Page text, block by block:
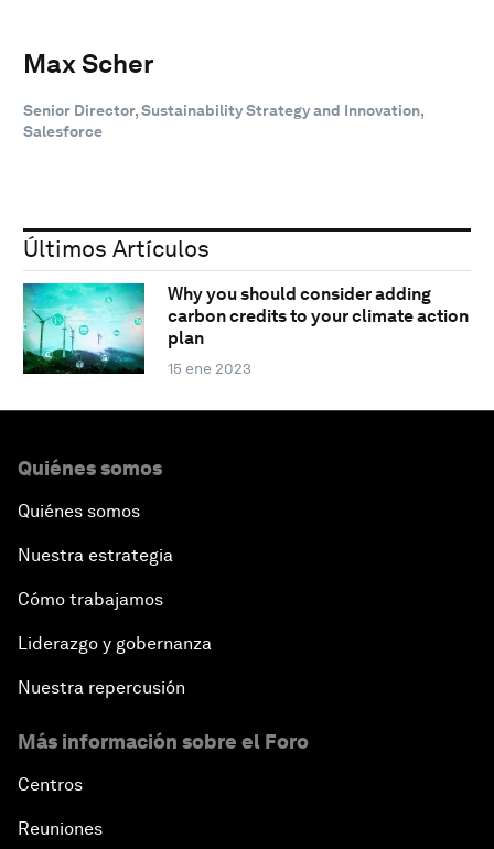
Max Scher
Senior Director, Sustainability Strategy and Innovation,
Salesforce
Últimos Artículos
Why you should consider adding
carbon credits to your climate action
plan
15 ene 2023
Quiénes somos
Quiénes somos
Nuestra estrategia
Cómo trabajamos
Liderazgo y gobernanza
Nuestra repercusión
Más información sobre el Foro
Centros
Reuniones